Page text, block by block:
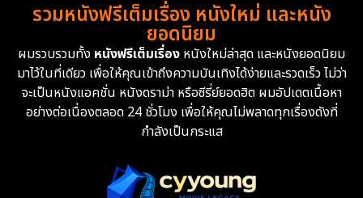
Family ครอบครัว 366
Fantasy จินตนาการ 332
Fiction 9
รวมหนังฟรีเต็มเรื่อง หนังใหม่ และหนัง
ยอดนิยม
ผมรวบรวมทั้ง หนังฟรีเต็มเรื่อง หนังใหม่ล่าสุด และหนังยอดนิยม
มาไว้ในที่เดียว เพื่อให้คุณเข้าถึงความบันเทิงได้ง่ายและรวดเร็ว ไม่ว่า
จะเป็นหนังแอคชั่น หนังดราม่า หรือซีรี่ย์ยอดฮิต ผมอัปเดตเนื้อหา
อย่างต่อเนื่องตลอด 24 ชั่วโมง เพื่อให้คุณไม่พลาดทุกเรื่องดังที่
กำลังเป็นกระแส